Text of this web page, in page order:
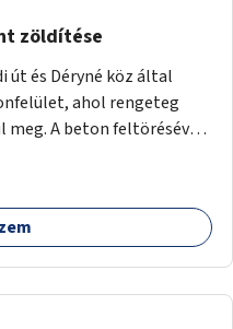
zöldítése
út és Déryné köz által
ahol rengeteg
meg. A beton feltörésével,
egy zöld sáv,
a lakóépület felőli két